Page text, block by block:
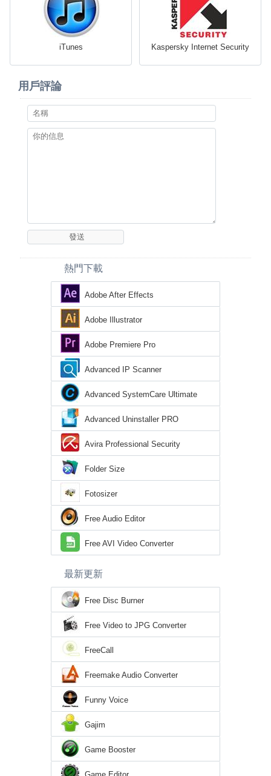
iTunes Kaspersky Internet Security
用戶評論
熱門下載
Adobe After Effects
Adobe Illustrator
Adobe Premiere Pro
Advanced IP Scanner
Advanced SystemCare Ultimate
Advanced Uninstaller PRO
Avira Professional Security
Folder Size
Fotosizer
Free Audio Editor
Free AVI Video Converter
最新更新
Free Disc Burner
Free Video to JPG Converter
FreeCall
Freemake Audio Converter
Funny Voice
Gajim
Game Booster